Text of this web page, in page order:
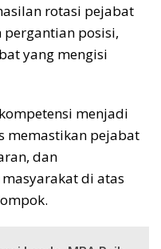
rotasi pejabat
posisi,
yang mengisi
menjadi
memastikan pejabat
dan
di atas